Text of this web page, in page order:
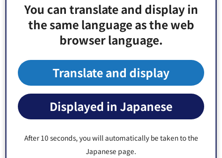
You can translate and display in
the same language as the web
browser language.
Translate and display
Displayed in Japanese
After 10 seconds, you will automatically be taken to the
Japanese page.
食品ロス削減
フードドライブ
生ごみ減量・堆肥化
電動式生ごみ処理機購入費助成
資源の店頭回収
リペア（修理）・リサイクルショップ情報